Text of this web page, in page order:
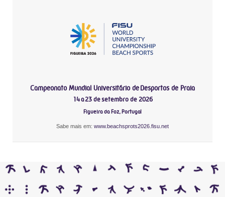
Campeonato Mundial Universitário de Desportos de Praia
14 a 23 de setembro de 2026
Figueira da Foz, Portugal
Sabe mais em: www.beachsprots2026.fisu.net